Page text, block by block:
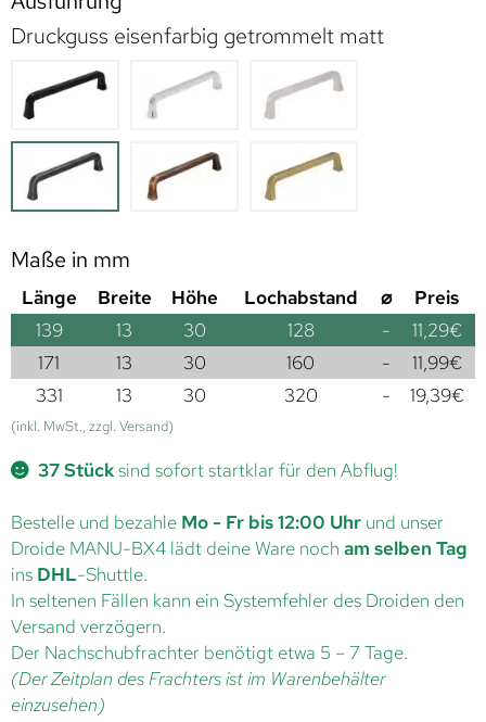
Druckguss eisenfarbig getrommelt matt
Maße in mm
Länge Breite Höhe Lochabstand ⌀
Preis
139
13 30 128 - 11,29€
171
13 30 160 - 11,99€
331
13 30 320 - 19,39€
(inkl. MwSt., zzgl. Versand)
37 Stücksind sofort startklar für den Abflug!
Bestelle und bezahle Mo - Fr bis 12:00 Uhr und unser
Droide MANU-BX4 lädt deine Ware noch am selben Tag
ins DHL-Shuttle.
In seltenen Fällen kann ein Systemfehler des Droiden den
Versand verzögern.
Der Nachschubfrachter benötigt etwa 5 – 7 Tage.
(Der Zeitplan des Frachters ist im Warenbehälter
einzusehen)